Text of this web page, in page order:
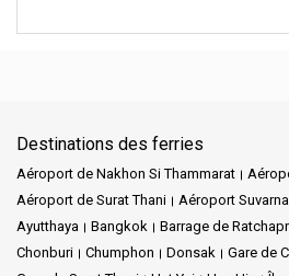
sérénité en sachant que vous êtes
simple. Nous nous engageons à
fiables et efficaces qui relient les
insulaires de la Thaïlande. Nous ne
transporter d'un point A à un point B.
voyage inoubliable.
Destinations des ferries
Aéroport de Nakhon Si Thammarat
Aéroport de Surat Thani
Aéroport
Ayutthaya
Bangkok Barrage de
Chonburi
Chumphon Donsak
Gare de